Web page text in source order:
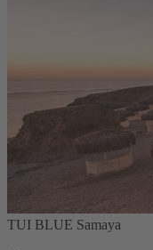
TUI BLUE Samaya